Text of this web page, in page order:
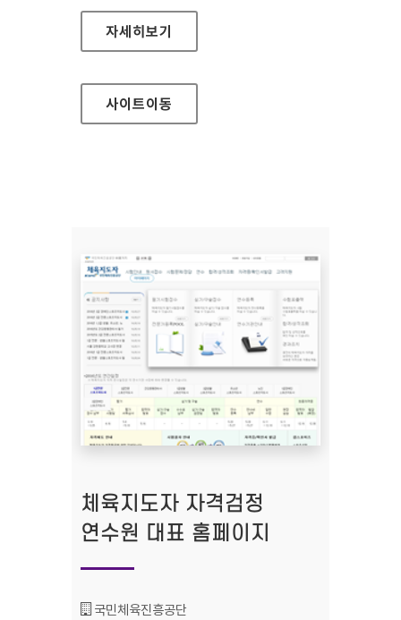
부천시청 대표 홈페이지
자세히보기
사이트이동
체육지도자 자격검정
연수원 대표 홈페이지
기관명 :
국민체육진흥공단